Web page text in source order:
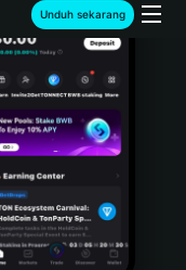
Unduh sekarang